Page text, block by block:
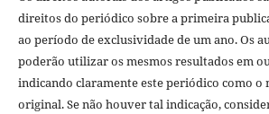
direitos do periódico sobre a primeira
ao período de exclusividade de um ano. Os
poderão utilizar os mesmos resultados em
indicando claramente este periódico como o
original. Se não houver tal indicação,